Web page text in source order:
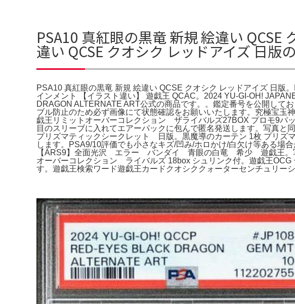
PSA10 真紅眼の黒竜 新規 絵違い QCSE
違い QCSE クオシク レッドアイズ 日版
PSA10 真紅眼の黒竜 新規 絵違い QCSE クオシク レッドアイズ 日版
インメント 【イラスト違い】 遊戯王 QCAC。2024 YU-GI-OH!
DRAGON ALTERNATE ART公式の商品です。。鑑定番号を公開し
ブル防止のため必ず画像にて状態確認をお願いいたします。究極宝
戯王リミットオーバーコレクション ザライバルズ27BOX プロモ9パ
目のスリーブに入れてエアーパックに包んで匿名発送します。写真
プリズマティックシークレット 日版。黒魔導のカーテン 1枚 プリズ
します。PSA9/10評価でも小さなキズ/凹み/ホロかけ/白欠け等ある場
【ARS9】全面光沢 エラー バンダイ 青眼の白竜 希少 遊戯王。写
オーバーコレクション ライバルズ 18box シュリンク付。遊戯王
す。遊戯王検索ワード遊戯王カードクオシククォーターセンチュリー